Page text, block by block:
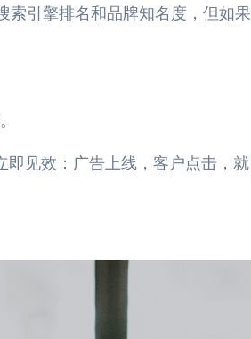
索引擎排名和品牌知名度，但如果
即见效 ：广告上线，客户点击，就